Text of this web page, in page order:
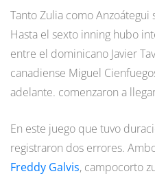
Tanto Zulia como
Hasta el sexto inning hubo
entre el dominicano Javier
canadiense Miguel
adelante. comenzaron a
En este juego que tuvo
registraron dos errores.
Freddy Galvis, campocorto